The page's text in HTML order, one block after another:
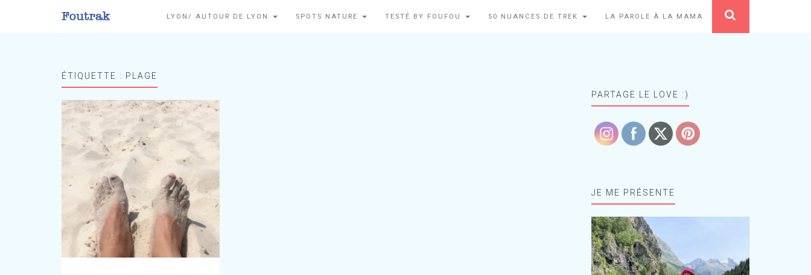
LYON/ AUTOUR DE LYON SPOTS NATURE TESTÉ BY FOUFOU 50 NUANCES DE TREK LA PAROLE À LA MAMA
ÉTIQUETTE : PLAGE
PARTAGE LE LOVE :)
JE ME PRÉSENTE